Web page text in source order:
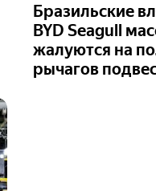
Бразильские
BYD Seagull
жалуются на
рычагов